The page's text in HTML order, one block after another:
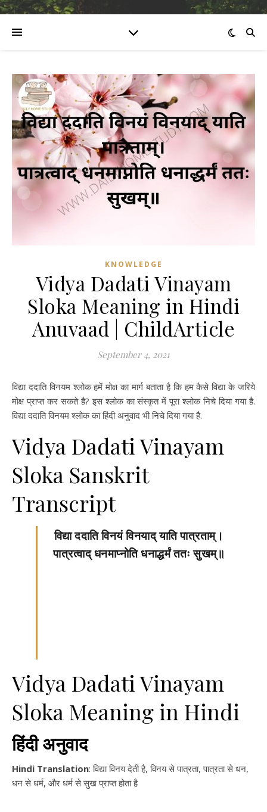
KNOWLEDGE
Vidya Dadati Vinayam
Sloka Meaning in Hindi
Anuvaad | ChildArticle
September 4, 2021
विद्या ददाति विनयम श्लोक हमें मोक्ष का मार्ग बताता है कि हम कैसे विद्या के जरिये
मोक्ष प्राप्त कर सकते है? इस श्लोक का संस्कृत में पूरा श्लोक निचे दिया गया है.
विद्या ददाति विनयम श्लोक का हिंदी अनुवाद भी निचे दिया गया है.
Vidya Dadati Vinayam
Sloka Sanskrit
Transcript
विद्या ददाति विनयं विनयाद् याति पात्रताम्।
पात्रत्वाद् धनमाप्नोति धनाद्धर्मं ततः सुखम्॥
Vidya Dadati Vinayam
Sloka Meaning in Hindi
हिंदी अनुवाद
Hindi Translation: विद्या विनय देती है, विनय से पात्रता, पात्रता से धन,
धन से धर्म, और धर्म से सुख प्राप्त होता है